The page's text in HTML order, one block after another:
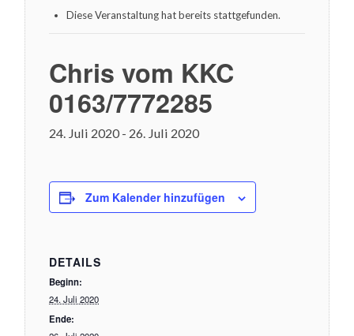
Diese Veranstaltung hat bereits stattgefunden.
Chris vom KKC
0163/7772285
24. Juli 2020 - 26. Juli 2020
Zum Kalender hinzufügen
DETAILS
Beginn:
24. Juli 2020
Ende: